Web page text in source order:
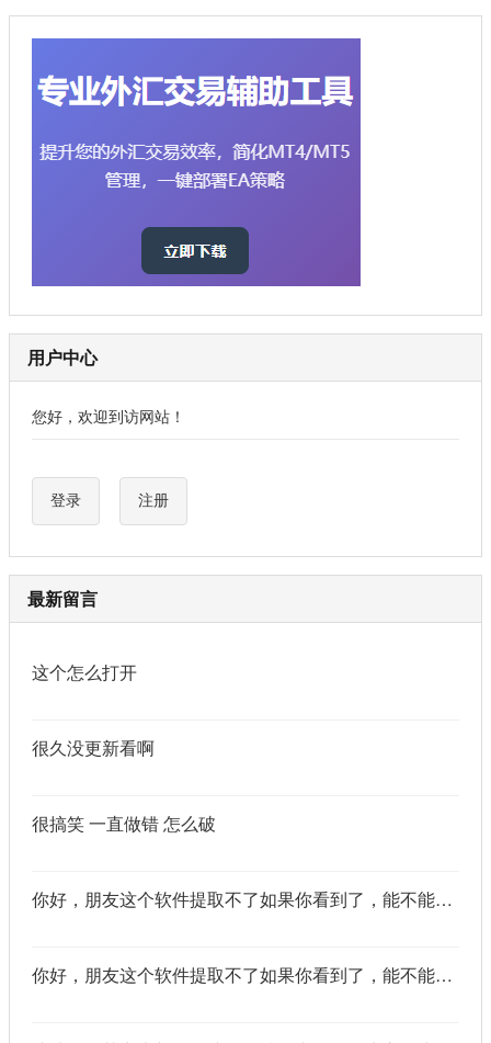
用户中心
您好，欢迎到访网站！
登录 注册
最新留言
这个怎么打开
很久没更新看啊
很搞笑 一直做错 怎么破
你好，朋友这个软件提取不了如果你看到了，能不能把这个纯净版的发我邮箱里不
你好，朋友这个软件提取不了如果你看到了，能不能把这个纯净版的发我邮箱里不